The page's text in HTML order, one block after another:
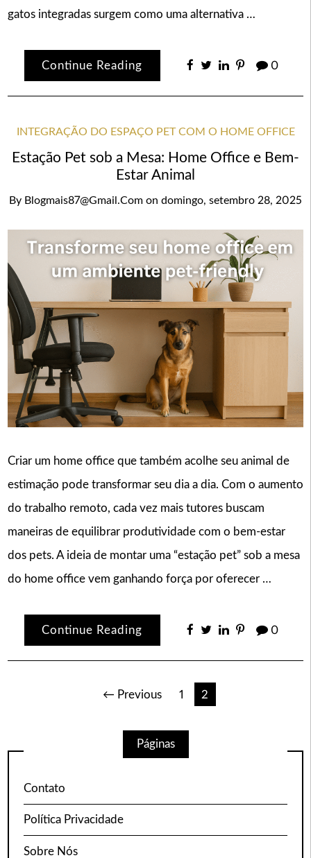
gatos integradas surgem como uma alternativa …
Continue Reading 0
INTEGRAÇÃO DO ESPAÇO PET COM O HOME OFFICE
Estação Pet sob a Mesa: Home Office e Bem-
Estar Animal
By Blogmais87@gmail.com on domingo, setembro 28, 2025
Criar um home office que também acolhe seu animal de
estimação pode transformar seu dia a dia. Com o aumento
do trabalho remoto, cada vez mais tutores buscam
maneiras de equilibrar produtividade com o bem-estar
dos pets. A ideia de montar uma “estação pet” sob a mesa
do home office vem ganhando força por oferecer …
Continue Reading 0
Paginação
posts
← Previous 1 2
Páginas
Contato
Política Privacidade
Sobre Nós